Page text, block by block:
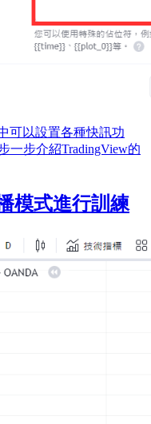
可以設置各種快訊功
一步介紹TradingView的
模式進行訓練